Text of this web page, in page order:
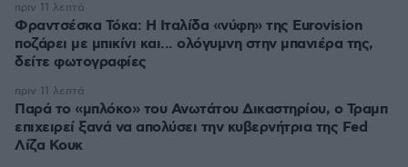
Φραντσέσκα Τόκα: Η Ιταλίδα «νύφη» της Eurovision
ποζάρει με μπικίνι και... ολόγυμνη στην μπανιέρα της,
δείτε φωτογραφίες
πριν 11 λεπτά
Παρά το «μπλόκο» του Ανωτάτου Δικαστηρίου, ο Τραμπ
επιχειρεί ξανά να απολύσει την κυβερνήτρια της Fed
Λίζα Κουκ
πριν 11 λεπτά